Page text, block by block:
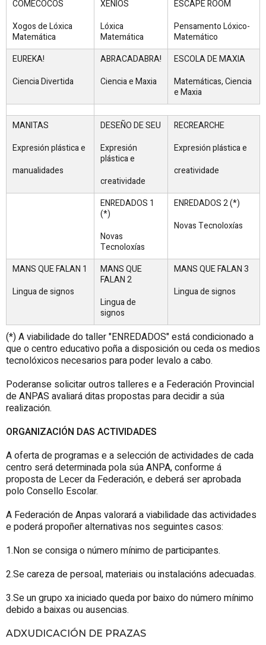
COMECOCOS
Xogos de Lóxica
Matemática
XENIOS
Lóxica
Matemática
ESCAPE ROOM
Pensamento Lóxico-
Matemático
EUREKA!
Ciencia Divertida
ABRACADABRA!
Ciencia e Maxia
ESCOLA DE MAXIA
Matemáticas, Ciencia
e Maxia
MANITAS
Expresión plástica e
manualidades
DESEÑO DE SEU
Expresión
plástica e
creatividade
RECREARCHE
Expresión plástica e
creatividade
ENREDADOS 1
(*)
Novas
Tecnoloxías
ENREDADOS 2 (*)
Novas Tecnoloxías
MANS QUE FALAN 1
Lingua de signos
MANS QUE
FALAN 2
Lingua de
signos
MANS QUE FALAN 3
Lingua de signos
(*) A viabilidade do taller "ENREDADOS" está condicionado a
que o centro educativo poña a disposición ou ceda os medios
tecnolóxicos necesarios para poder levalo a cabo.
Poderanse solicitar outros talleres e a Federación Provincial
de ANPAS avaliará ditas propostas para decidir a súa
realización.
ORGANIZACIÓN DAS ACTIVIDADES
A oferta de programas e a selección de actividades de cada
centro será determinada pola súa ANPA, conforme á
proposta de Lecer da Federación, e deberá ser aprobada
polo Consello Escolar.
A Federación de Anpas valorará a viabilidade das actividades
e poderá propoñer alternativas nos seguintes casos:
1.Non se consiga o número mínimo de participantes.
2.Se careza de persoal, materiais ou instalacións adecuadas.
3.Se un grupo xa iniciado queda por baixo do número mínimo
debido a baixas ou ausencias.
ADXUDICACIÓN DE PRAZAS